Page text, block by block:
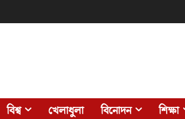
বিশ্ব খেলাধুলা বিনোদন শিক্ষা